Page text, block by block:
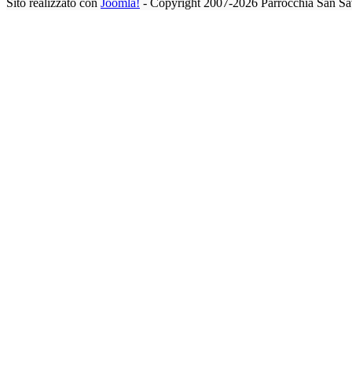
Sito realizzato con Joomla! - Copyright 2007-2026 Parrocchia San